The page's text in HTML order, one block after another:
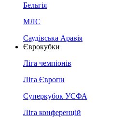
Бельгія
МЛС
Саудівська Аравія
Єврокубки
Ліга чемпіонів
Ліга Європи
Суперкубок УЄФА
Ліга конференцій